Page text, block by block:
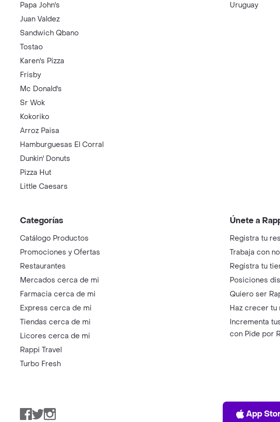
Papa John's
Juan Valdez
Sandwich Qbano
Tostao
Karen's Pizza
Frisby
Mc Donald's
Sr Wok
Kokoriko
Arroz Paisa
Hamburguesas El Corral
Dunkin' Donuts
Pizza Hut
Little Caesars
Uruguay
Categorías
Catálogo Productos
Promociones y Ofertas
Restaurantes
Mercados cerca de mi
Farmacia cerca de mi
Express cerca de mi
Tiendas cerca de mi
Licores cerca de mi
Rappi Travel
Turbo Fresh
Únete a
Registra tu
Trabaja con
Registra tu
Posiciones
Quiero ser
Haz crecer tu
Incrementa
con Pide por
Facebook
TwitterInstagram App